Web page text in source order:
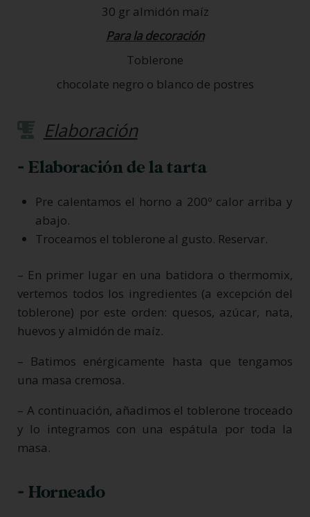
30 gr almidón maíz
Para la decoración
Toblerone
chocolate negro o blanco de postres
Elaboración
- Elaboración de la tarta
Pre calentamos el horno a 200º calor arriba y
abajo.
Troceamos el toblerone al gusto. Reservar.
– En primer lugar en una batidora o thermomix,
vertemos todos los ingredientes (a excepción del
toblerone) por este orden: quesos, azúcar, nata,
huevos y almidón de maíz.
– Batimos enérgicamente hasta que tengamos
una masa cremosa.
– A continuación, añadimos el toblerone troceado
y lo integramos con una espátula por toda la
masa.
- Horneado